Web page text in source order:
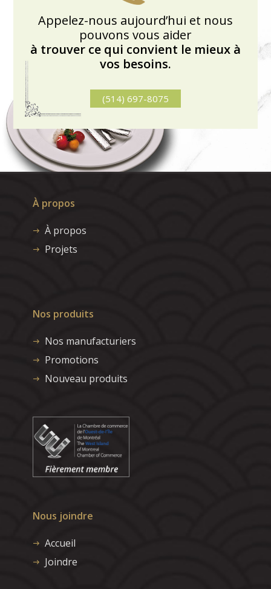
Appelez-nous aujourd’hui et nous
pouvons vous aider
à trouver ce qui convient le mieux à
vos besoins.
(514) 697-8075
À propos
À propos
Projets
Nos produits
Nos manufacturiers
Promotions
Nouveau produits
Nous joindre
Accueil
Joindre